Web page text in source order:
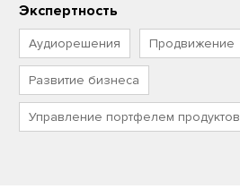
Экспертность
Аудиорешения Продвижение
Развитие бизнеса
Управление портфелем продуктов